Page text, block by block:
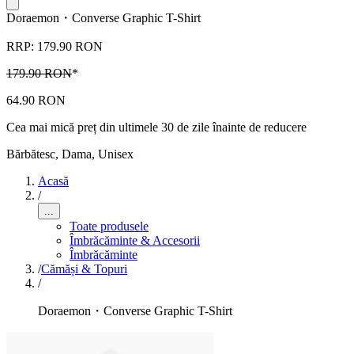
Doraemon・Converse Graphic T-Shirt
RRP: 179.90 RON
179.90 RON*
64.90 RON
Cea mai mică preț din ultimele 30 de zile înainte de reducere
Bărbătesc, Dama, Unisex
Acasă
/
...
Toate produsele
Îmbrăcăminte & Accesorii
Îmbrăcăminte
/Cămăși & Topuri
/
Doraemon・Converse Graphic T-Shirt